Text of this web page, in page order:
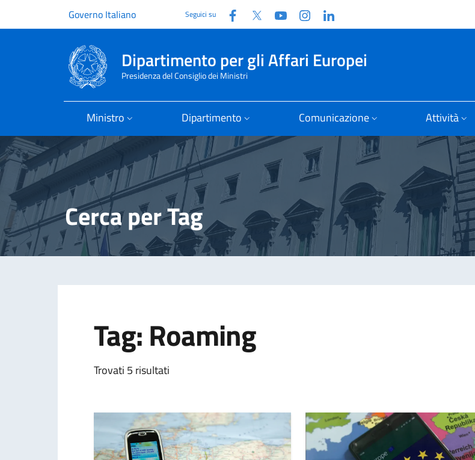
Governo Italiano Seguici su Facebook
Twitter YouTubeInstagram
Dipartimento per gli Affari Europei
Presidenza del Consiglio dei Ministri
Ministro Dipartimento Comunicazione Attività
Cerca per Tag
Tag: Roaming
Trovati 5 risultati